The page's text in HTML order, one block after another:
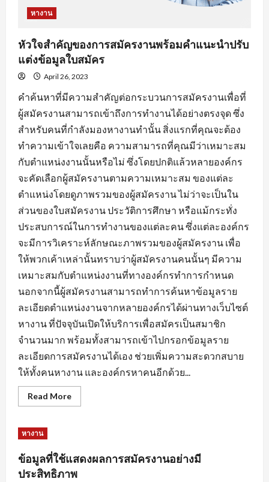
หางาน
หัวใจสำคัญของการสมัครงานพร้อมคำแนะนำปรับ
แต่งข้อมูลใบสมัคร
April 26, 2023
คำค้นหาที่มีความสำคัญต่อกระบวนการสมัครงานเพื่อที่
ผู้สมัครงานสามารถเข้าถึงการทำงานได้อย่างตรงจุด ซึ่ง
สำหรับคนที่กำลังมองหางานทำนั้น สิ่งแรกที่คุณจะต้อง
ทำความเข้าใจเลยคือ ความสามารถที่คุณมีว่าเหมาะสม
กับตำแหน่งงานนั้นหรือไม่ ซึ่งโดยปกติแล้วหลายองค์กร
จะคัดเลือกผู้สมัครงานตามความเหมาะสม ของแต่ละ
ตำแหน่งโดยดูภาพรวมของผู้สมัครงาน ไม่ว่าจะเป็นใน
ส่วนของใบสมัครงาน ประวัติการศึกษา หรือแม้กระทั่ง
ประสบการณ์ในการทำงานของแต่ละคน ซึ่งแต่ละองค์กร
จะมีการวิเคราะห์ลักษณะภาพรวมของผู้สมัครงาน เพื่อ
ให้พวกเค้าเหล่านั้นทราบว่าผู้สมัครงานคนนั้นๆ มีความ
เหมาะสมกับตำแหน่งงานที่ทางองค์กรทำการกำหนด
นอกจากนี้ผู้สมัครงานสามารถทำการค้นหาข้อมูลราย
ละเอียดตำแหน่งงานจากหลายองค์กรได้ผ่านทางเว็บไซต์
หางาน ที่ปัจจุบันเปิดให้บริการเพื่อสมัครเป็นสมาชิก
จำนวนมาก พร้อมทั้งสามารถเข้าไปกรอกข้อมูลราย
ละเอียดการสมัครงานได้เอง ช่วยเพิ่มความสะดวกสบาย
ให้ทั้งคนหางาน และองค์กรหาคนอีกด้วย...
Read MoreRead
more
สมัคร
งาน
พร้อม
คำ
หางาน
ข้อมูลที่ใช้แสดงผลการสมัครงานอย่างมี
ประสิทธิภาพ